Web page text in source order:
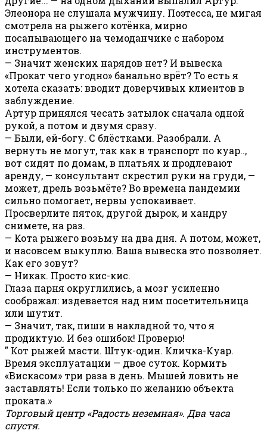
Элеонора не слушала мужчину. Поэтесса, не мигая
смотрела на рыжего котёнка, мирно
посапывающего на чемоданчике с набором
инструментов.
— Значит женских нарядов нет? И вывеска
«Прокат чего угодно» банально врёт? То есть я
хотела сказать: вводит доверчивых клиентов в
заблуждение.
Артур принялся чесать затылок сначала одной
рукой, а потом и двумя сразу.
— Были, ей-богу. С блёстками. Разобрали. А
вернуть не могут, так как в транспорт по куар..,
вот сидят по домам, в платьях и продлевают
аренду, — консультант скрестил руки на груди, —
может, дрель возьмёте? Во времена пандемии
сильно помогает, нервы успокаивает.
Просверлите пяток, другой дырок, и хандру
снимете, на раз.
— Кота рыжего возьму на два дня. А потом, может,
и насовсем выкуплю. Ваша вывеска это позволяет.
Как его зовут?
— Никак. Просто кис-кис.
Глаза парня округлились, а мозг усиленно
соображал: издевается над ним посетительница
или шутит.
— Значит, так, пиши в накладной то, что я
продиктую. И без ошибок! Проверю!
" Кот рыжей масти. Штук-один. Кличка-Куар.
Время эксплуатации — двое суток. Кормить
«Вискасом» три раза в день. Мышей ловить не
заставлять! Если только по желанию объекта
проката.»
Торговый центр «Радость неземная». Два часа
спустя.